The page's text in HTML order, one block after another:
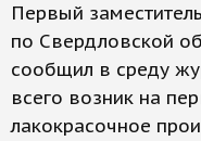
Первый
по Свердловской
сообщил в среду
всего возник на
лакокрасочное